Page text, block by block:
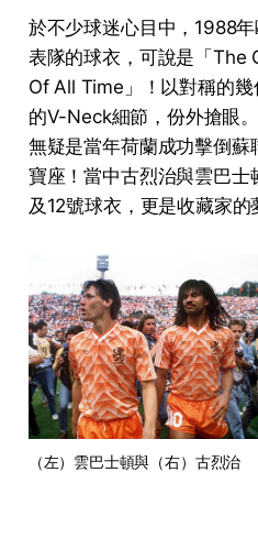
於不少球迷心目中，1988
表隊的球衣，可說是「
Of All Time」！以對稱的
的V-Neck細節，份外搶眼
無疑是當年荷蘭成功擊倒
寶座！當中古烈治與雲巴士
及12號球衣，更是收藏家的
（左）雲巴士頓與（右）古烈治